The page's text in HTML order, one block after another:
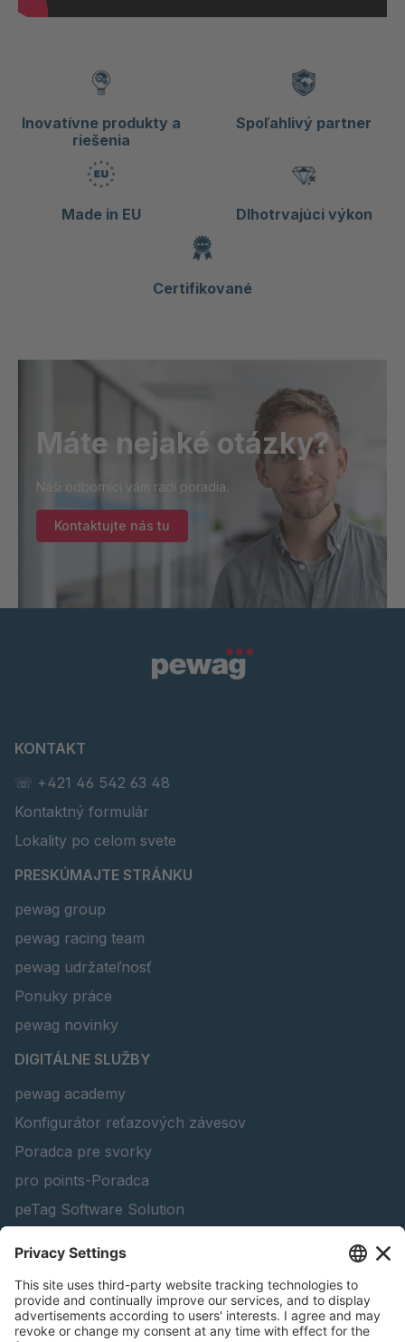
Inovatívne produkty a
riešenia
Spoľahlivý partner
Made in EU Dlhotrvajúci výkon
Certifikované
Máte nejaké otázky?
Naši odborníci vám radi poradia.
Kontaktujte nás tu
KONTAKT
☏ +421 46 542 63 48
Kontaktný formulár
Lokality po celom svete
PRESKÚMAJTE STRÁNKU
pewag group
pewag racing team
pewag udržateľnosť
Ponuky práce
pewag novinky
DIGITÁLNE SLUŽBY
pewag academy
Konfigurátor reťazových závesov
Poradca pre svorky
pro points-Poradca
peTag Software Solution
Konfigurátor snehových reťazí
Nájsť produkty lesného hospodárstva
Katalogy